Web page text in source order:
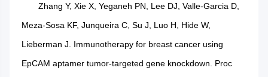
Zhang Y, Xie X, Yeganeh PN, Lee DJ, Valle-Garcia D,
Meza-Sosa KF, Junqueira C, Su J, Luo H, Hide W,
Lieberman J. Immunotherapy for breast cancer using
EpCAM aptamer tumor-targeted gene knockdown. Proc